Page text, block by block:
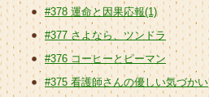
#378 運命と因果応報(1)
#377 さよなら、ツンドラ
#376 コーヒーとピーマン
#375 看護師さんの優しい気づかい